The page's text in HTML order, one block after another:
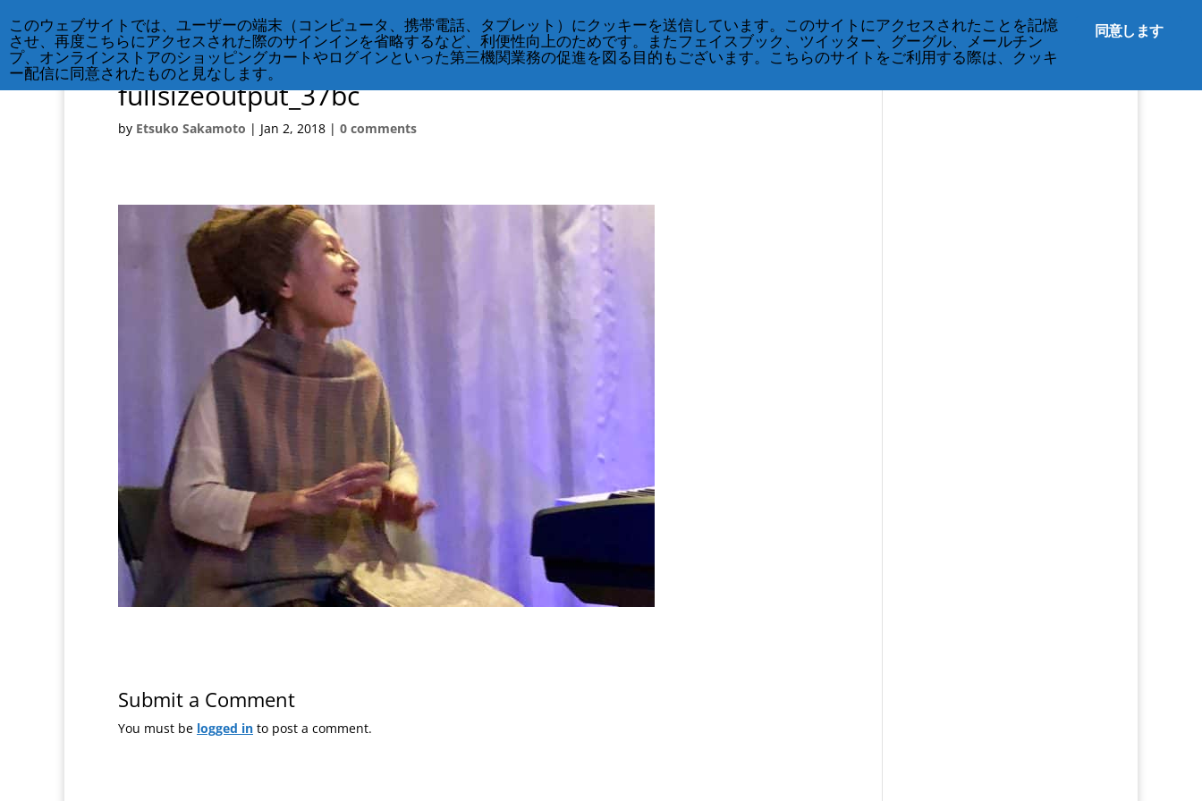
CRS クラス・スケジュール 奇跡のコース イベント プライバシーに関する規定
fullsizeoutput_37bc
by Etsuko Sakamoto | Jan 2, 2018 | 0 comments
Submit a Comment
You must be logged in to post a comment.
同意します
このウェブサイトでは、ユーザーの端末（コンピュータ、携帯電話、タブレット）にクッキーを送信しています。このサイトにアクセスされたことを記憶
させ、再度こちらにアクセスされた際のサインインを省略するなど、利便性向上のためです。またフェイスブック、ツイッター、グーグル、メールチン
プ、オンラインストアのショッピングカートやログインといった第三機関業務の促進を図る目的もございます。こちらのサイトをご利用する際は、クッキ
ー配信に同意されたものと見なします。